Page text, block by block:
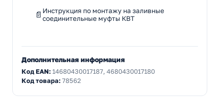
Инструкция по монтажу на заливные
соединительные муфты КВТ
Дополнительная информация
Код EAN:14680430017187, 4680430017180
Код товара:78562